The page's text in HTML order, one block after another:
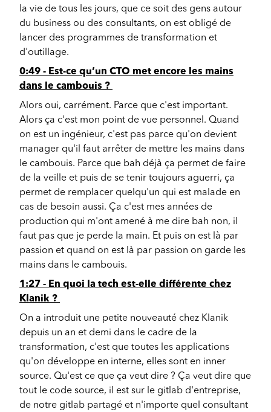
la vie de tous les jours, que ce soit des gens autour
du business ou des consultants, on est obligé de
lancer des programmes de transformation et
d'outillage.
0:49 - Est-ce qu’un CTO met encore les mains
dans le cambouis ?
Alors oui, carrément. Parce que c'est important.
Alors ça c'est mon point de vue personnel. Quand
on est un ingénieur, c'est pas parce qu'on devient
manager qu'il faut arrêter de mettre les mains dans
le cambouis. Parce que bah déjà ça permet de faire
de la veille et puis de se tenir toujours aguerri, ça
permet de remplacer quelqu'un qui est malade en
cas de besoin aussi. Ça c'est mes années de
production qui m'ont amené à me dire bah non, il
faut pas que je perde la main. Et puis on est là par
passion et quand on est là par passion on garde les
mains dans le cambouis.
1:27 - En quoi la tech est-elle différente chez
Klanik ?
On a introduit une petite nouveauté chez Klanik
depuis un an et demi dans le cadre de la
transformation, c'est que toutes les applications
qu'on développe en interne, elles sont en inner
source. Qu'est ce que ça veut dire ? Ça veut dire que
tout le code source, il est sur le gitlab d'entreprise,
de notre gitlab partagé et n'importe quel consultant